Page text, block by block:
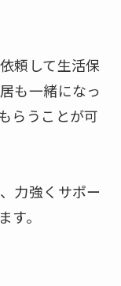
頼して生活保
も一緒になっ
らうことが可
力強くサポー
す。